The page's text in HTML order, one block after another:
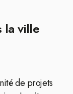
la ville
de projets